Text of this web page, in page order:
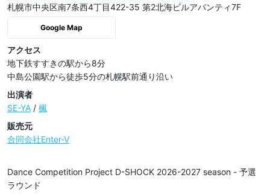
札幌市中央区南7条西4丁目422-35 第2北海ビルアバンティ7F
Google Map
アクセス
地下鉄すすきの駅から8分
中島公園駅から徒歩5分の札幌駅前通り沿い
出演者
SE-YA / 楓
販売元
合同会社Enter-V
Dance Competition Project D-SHOCK 2026-2027 season - 予選
ラウンド